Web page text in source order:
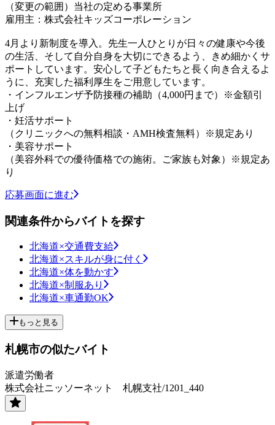
（変更の範囲）当社の定める事業所
雇用主：株式会社キッズコーポレーション
4月より新制度を導入。先生一人ひとりが日々の健康や今後
の生活、そして自分自身を大切にできるよう、きめ細かくサ
ポートしています。安心して子どもたちと長く向き合えるよ
うに、充実した福利厚生をご用意しています。
・インフルエンザ予防接種の補助（4,000円まで）※金額引
上げ
・妊活サポート
（クリニックへの無料相談・AMH検査無料）※規定あり
・美容サポート
（美容外科での優待価格での施術。ご家族も対象）※規定あ
り
応募画面に進む
関連条件からバイトを探す
北海道×交通費支給
北海道×スキルが身に付く
北海道×体を動かす
北海道×制服あり
北海道×車通勤OK
もっと見る
札幌市の似たバイト
派遣労働者
株式会社ニッソーネット 札幌支社/1201_440